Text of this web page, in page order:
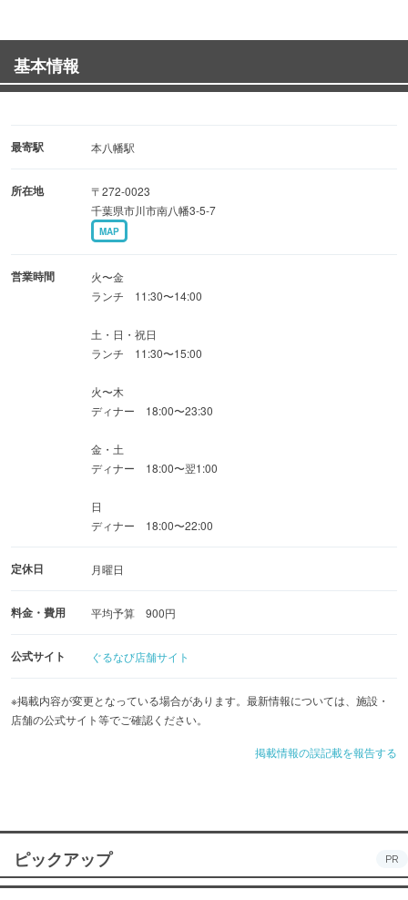
基本情報
最寄駅 本八幡駅
所在地
〒272-0023
千葉県市川市南八幡3-5-7
MAP
営業時間
火〜金
ランチ 11:30〜14:00
土・日・祝日
ランチ 11:30〜15:00
火〜木
ディナー 18:00〜23:30
金・土
ディナー 18:00〜翌1:00
日
ディナー 18:00〜22:00
定休日 月曜日
料金・費用 平均予算 900円
公式サイト ぐるなび店舗サイト
※掲載内容が変更となっている場合があります。最新情報については、施設・
店舗の公式サイト等でご確認ください。
掲載情報の誤記載を報告する
ピックアップ PR